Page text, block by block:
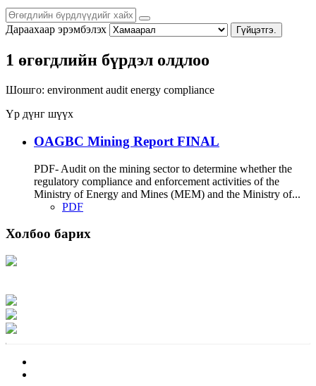
Дараахаар эрэмбэлэх Гүйцэтгэ.
1 өгөгдлийн бүрдэл олдлоо
Шошго: environment audit energy compliance
Үр дүнг шүүх
OAGBC Mining Report FINAL
PDF- Audit on the mining sector to determine whether the
regulatory compliance and enforcement activities of the
Ministry of Energy and Mines (MEM) and the Ministry of...
PDF
Холбоо барих